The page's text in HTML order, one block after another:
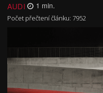
AUDI 1 min.
Počet přečtení článku: 7952